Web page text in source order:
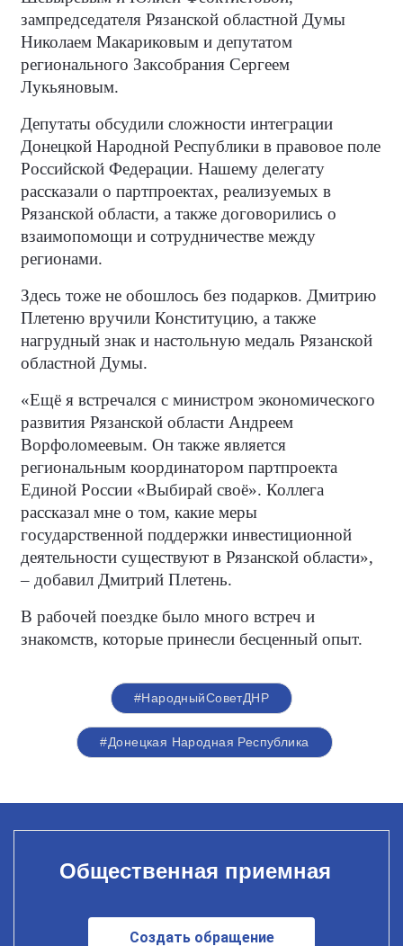
зампредседателя Рязанской областной Думы
Николаем Макариковым и депутатом
регионального Заксобрания Сергеем
Лукьяновым.
Депутаты обсудили сложности интеграции
Донецкой Народной Республики в правовое поле
Российской Федерации. Нашему делегату
рассказали о партпроектах, реализуемых в
Рязанской области, а также договорились о
взаимопомощи и сотрудничестве между
регионами.
Здесь тоже не обошлось без подарков. Дмитрию
Плетеню вручили Конституцию, а также
нагрудный знак и настольную медаль Рязанской
областной Думы.
«Ещё я встречался с министром экономического
развития Рязанской области Андреем
Ворфоломеевым. Он также является
региональным координатором партпроекта
Единой России «Выбирай своё». Коллега
рассказал мне о том, какие меры
государственной поддержки инвестиционной
деятельности существуют в Рязанской области»,
– добавил Дмитрий Плетень.
В рабочей поездке было много встреч и
знакомств, которые принесли бесценный опыт.
#НародныйСоветДНР
#Донецкая Народная Республика
Общественная приемная
Создать обращение